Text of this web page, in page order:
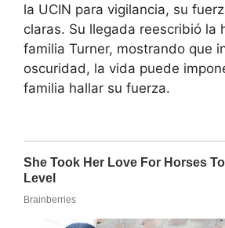
la UCIN para vigilancia, su
claras. Su llegada reescribió la
familia Turner, mostrando que
oscuridad, la vida puede
familia hallar su fuerza.